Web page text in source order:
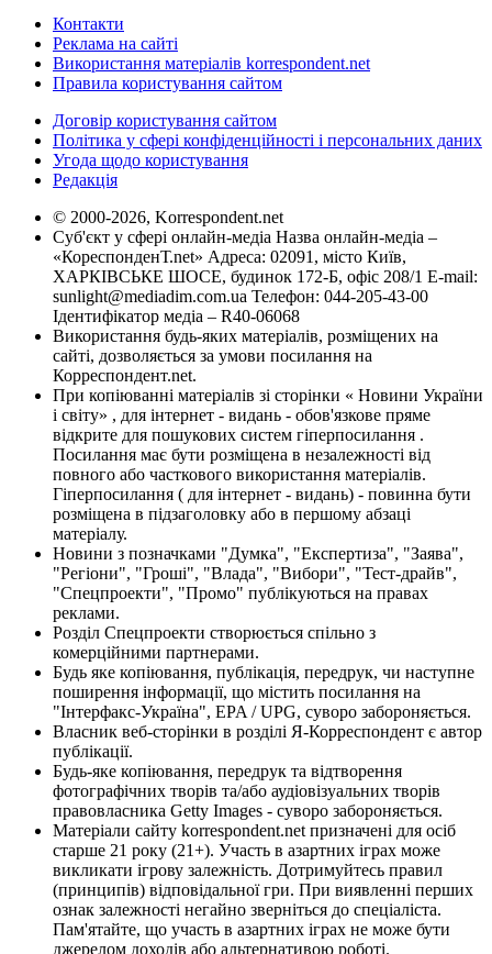
Контакти
Реклама на сайті
Використання матеріалів korrespondent.net
Правила користування сайтом
Договір користування сайтом
Політика у сфері конфіденційності і персональних даних
Угода щодо користування
Редакція
© 2000-2026, Korrespondent.net
Суб'єкт у сфері онлайн-медіа Назва онлайн-медіа –
«КореспонденТ.net» Адреса: 02091, місто Київ,
ХАРКІВСЬКЕ ШОСЕ, будинок 172-Б, офіс 208/1 E-mail:
sunlight@mediadim.com.ua Телефон: 044-205-43-00
Ідентифікатор медіа – R40-06068
Використання будь-яких матеріалів, розміщених на
сайті, дозволяється за умови посилання на
Корреспондент.net.
При копіюванні матеріалів зі сторінки « Новини України
і світу» , для інтернет - видань - обов'язкове пряме
відкрите для пошукових систем гіперпосилання .
Посилання має бути розміщена в незалежності від
повного або часткового використання матеріалів.
Гіперпосилання ( для інтернет - видань) - повинна бути
розміщена в підзаголовку або в першому абзаці
матеріалу.
Новини з позначками "Думка", "Експертиза", "Заява",
"Регіони", "Гроші", "Влада", "Вибори", "Тест-драйв",
"Спецпроекти", "Промо" публікуються на правах
реклами.
Розділ Спецпроекти створюється спільно з
комерційними партнерами.
Будь яке копіювання, публікація, передрук, чи наступне
поширення інформації, що містить посилання на
"Інтерфакс-Україна", EPA / UPG, суворо забороняється.
Власник веб-сторінки в розділі Я-Корреспондент є автор
публікації.
Будь-яке копіювання, передрук та відтворення
фотографічних творів та/або аудіовізуальних творів
правовласника Getty Images - суворо забороняється.
Матеріали сайту korrespondent.net призначені для осіб
старше 21 року (21+). Участь в азартних іграх може
викликати ігрову залежність. Дотримуйтесь правил
(принципів) відповідальної гри. При виявленні перших
ознак залежності негайно зверніться до спеціаліста.
Пам'ятайте, що участь в азартних іграх не може бути
джерелом доходів або альтернативою роботі.